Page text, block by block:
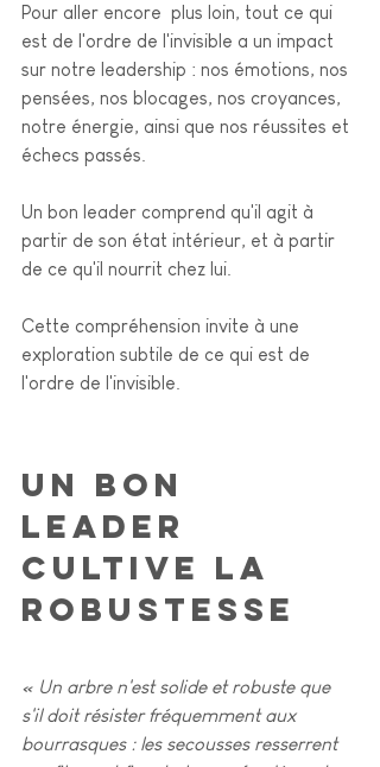
Pour aller encore  plus loin, tout ce qui
est de l'ordre de l'invisible a un impact
sur notre leadership : nos émotions, nos
pensées, nos blocages, nos croyances,
notre énergie, ainsi que nos réussites et
échecs passés.
Un bon leader comprend qu'il agit à
partir de son état intérieur, et à partir
de ce qu'il nourrit chez lui.
Cette compréhension invite à une
exploration subtile de ce qui est de
l'ordre de l'invisible.
Un bon
leader
cultive la
robustesse
« Un arbre n'est solide et robuste que
s'il doit résister fréquemment aux
bourrasques : les secousses resserrent